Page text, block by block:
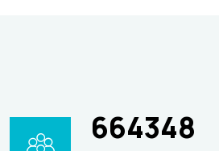
664348